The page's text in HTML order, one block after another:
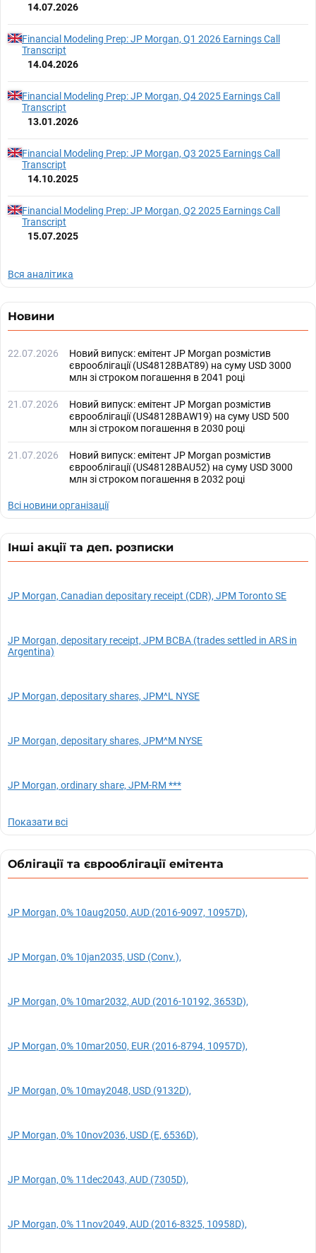
14.07.2026
Financial Modeling Prep: JP Morgan, Q1 2026 Earnings Call
Transcript
14.04.2026
Financial Modeling Prep: JP Morgan, Q4 2025 Earnings Call
Transcript
13.01.2026
Financial Modeling Prep: JP Morgan, Q3 2025 Earnings Call
Transcript
14.10.2025
Financial Modeling Prep: JP Morgan, Q2 2025 Earnings Call
Transcript
15.07.2025
Вся аналітика
Новини
22.07.2026
Новий випуск: емітент JP Morgan розмістив
єврооблігації (US48128BAT89) на суму USD 3000
млн зі строком погашення в 2041 році
21.07.2026
Новий випуск: емітент JP Morgan розмістив
єврооблігації (US48128BAW19) на суму USD 500
млн зі строком погашення в 2030 році
21.07.2026
Новий випуск: емітент JP Morgan розмістив
єврооблігації (US48128BAU52) на суму USD 3000
млн зі строком погашення в 2032 році
Всі новини організації
Інші акції та деп. розписки
JP Morgan, Canadian depositary receipt (CDR), JPM Toronto SE
JP Morgan, depositary receipt, JPM BCBA (trades settled in ARS in
Argentina)
JP Morgan, depositary shares, JPM^L NYSE
JP Morgan, depositary shares, JPM^M NYSE
JP Morgan, ordinary share, JPM-RM ***
Показати всі
Облігації та єврооблігації емітента
JP Morgan, 0% 10aug2050, AUD (2016-9097, 10957D),
JP Morgan, 0% 10jan2035, USD (Conv.),
JP Morgan, 0% 10mar2032, AUD (2016-10192, 3653D),
JP Morgan, 0% 10mar2050, EUR (2016-8794, 10957D),
JP Morgan, 0% 10may2048, USD (9132D),
JP Morgan, 0% 10nov2036, USD (E, 6536D),
JP Morgan, 0% 11dec2043, AUD (7305D),
JP Morgan, 0% 11nov2049, AUD (2016-8325, 10958D),